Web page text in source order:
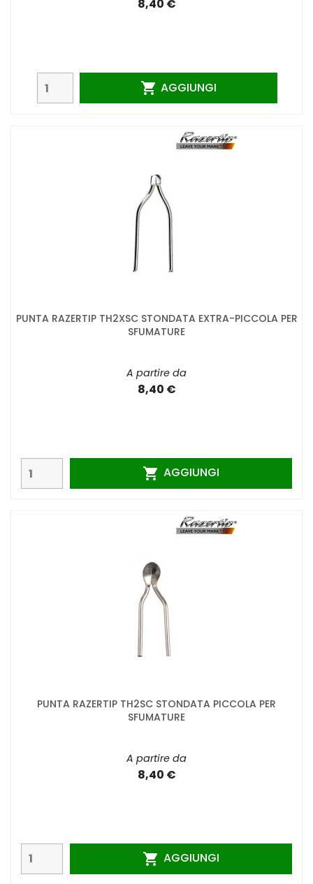
8,40 €
 AGGIUNGI
PUNTA RAZERTIP TH2XSC STONDATA EXTRA-PICCOLA PER
SFUMATURE
A partire da
8,40 €
 AGGIUNGI
PUNTA RAZERTIP TH2SC STONDATA PICCOLA PER
SFUMATURE
A partire da
8,40 €
 AGGIUNGI